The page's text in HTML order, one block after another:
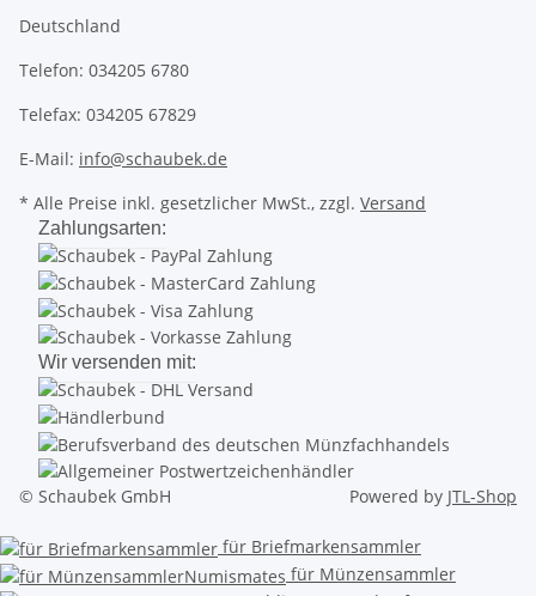
Deutschland
Telefon: 034205 6780
Telefax: 034205 67829
E-Mail: info@schaubek.de
* Alle Preise inkl. gesetzlicher MwSt., zzgl. Versand
Zahlungsarten:
Wir versenden mit:
© Schaubek GmbH Powered by JTL-Shop
für Briefmarkensammler
für Münzensammler